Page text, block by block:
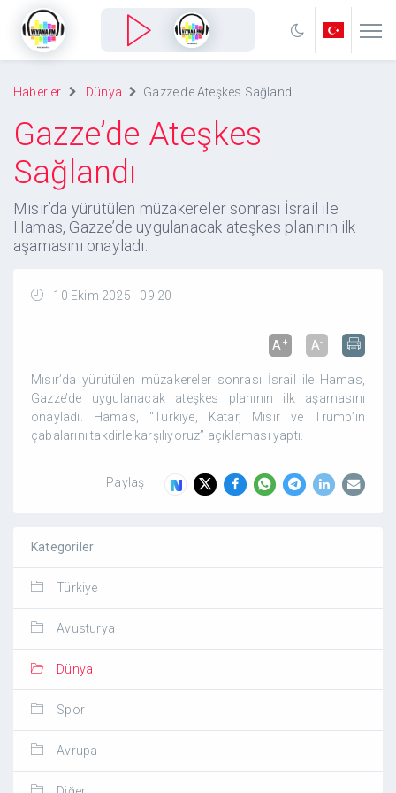
Haberler Dünya Gazze’de Ateşkes Sağlandı
Gazze’de Ateşkes
Sağlandı
Mısır’da yürütülen müzakereler sonrası İsrail ile
Hamas, Gazze’de uygulanacak ateşkes planının ilk
aşamasını onayladı.
10 Ekim 2025 - 09:20
A+ A-
Mısır’da yürütülen müzakereler sonrası İsrail ile Hamas,
Gazze’de uygulanacak ateşkes planının ilk aşamasını
onayladı. Hamas, “Türkiye, Katar, Mısır ve Trump’ın
çabalarını takdirle karşılıyoruz” açıklaması yaptı.
Paylaş :
Kategoriler
Türkiye
Avusturya
Dünya
Spor
Avrupa